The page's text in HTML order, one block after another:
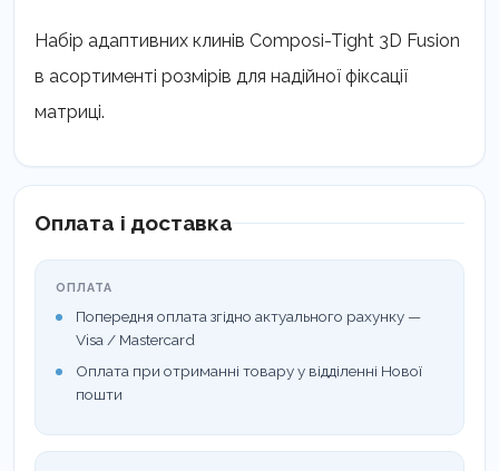
Набір адаптивних клинів Composi-Tight 3D Fusion
в асортименті розмірів для надійної фіксації
матриці.
Оплата і доставка
ОПЛАТА
Попередня оплата згідно актуального рахунку —
Visa / Mastercard
Оплата при отриманні товару у відділенні Нової
пошти